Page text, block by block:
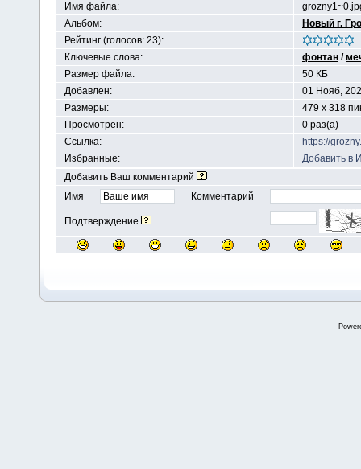
Имя файла:
Альбом:
Новый г.
Рейтинг (голосов: 23):
Ключевые слова:
фонтан /
Размер файла:
50 КБ
Добавлен:
01 Нояб,
Размеры:
479 x 318
Просмотрен:
0 раз(а)
Ссылка:
https://
Избранные:
Добавить в
Добавить Ваш комментарий
Имя
Комментарий
Подтверждение